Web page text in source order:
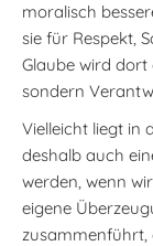
moralisch
sie für Respekt,
Glaube wird
sondern
Vielleicht liegt in
deshalb auch
werden, wenn
eigene
zusammenführt,